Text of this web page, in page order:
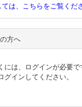
は、こちらをご覧くだ
方へ
は、ログインが必要で
インしてください。